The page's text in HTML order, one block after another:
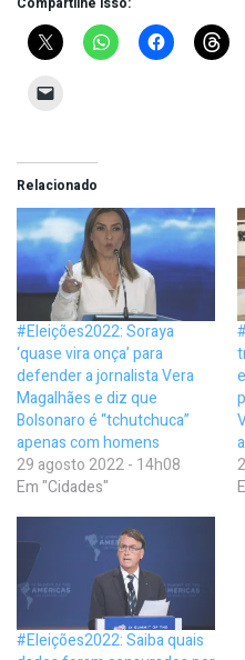
Relacionado
#Eleições2022: Soraya
‘quase vira onça’ para
defender a jornalista Vera
Magalhães e diz que
Bolsonaro é “tchutchuca”
apenas com homens
29 agosto 2022 - 14h08
Em "Cidades"
#Eleições2022: Saiba quais